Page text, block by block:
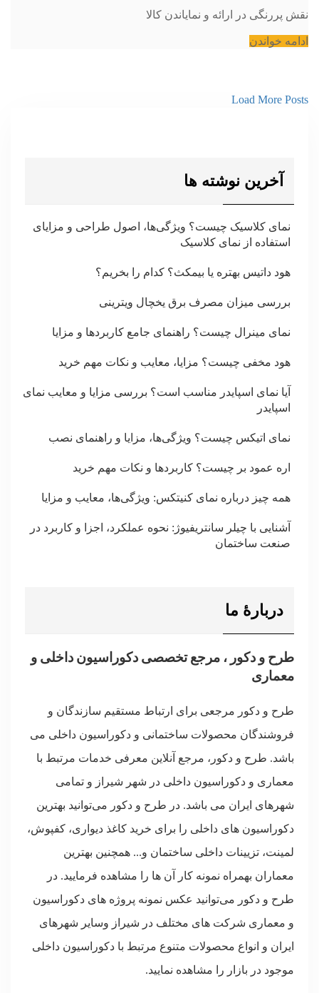
نقش پررنگی در ارائه و نمایاندن کالا
ادامه خواندن
Load More Posts
آخرین نوشته ها
نمای کلاسیک چیست؟ ویژگی‌ها، اصول طراحی و مزایای
استفاده از نمای کلاسیک
هود داتیس بهتره یا بیمکث؟ کدام را بخریم؟
بررسی میزان مصرف برق یخچال ویترینی
نمای مینرال چیست؟ راهنمای جامع کاربردها و مزایا
هود مخفی چیست؟ مزایا، معایب و نکات مهم خرید
آیا نمای اسپایدر مناسب است؟ بررسی مزایا و معایب نمای
اسپایدر
نمای اتیکس چیست؟ ویژگی‌ها، مزایا و راهنمای نصب
اره عمود بر چیست؟ کاربردها و نکات مهم خرید
همه چیز درباره نمای کنیتکس: ویژگی‌ها، معایب و مزایا
آشنایی با چیلر سانتریفیوژ: نحوه عملکرد، اجزا و کاربرد در
صنعت ساختمان
دربارۀ ما
طرح و دکور ، مرجع تخصصی دکوراسیون داخلی و
معماری
طرح و دکور مرجعی برای ارتباط مستقیم سازندگان و
فروشندگان محصولات ساختمانی و دکوراسیون داخلی می
باشد. طرح و دکور، مرجع آنلاین معرفی خدمات مرتبط با
معماری و دکوراسیون داخلی در شهر شیراز و تمامی
شهرهای ایران می باشد. در طرح و دکور می‌توانید بهترین
دکوراسیون های داخلی را برای خرید کاغذ دیواری، کفپوش،
لمینت، تزیینات داخلی ساختمان و... همچنین بهترین
معماران بهمراه نمونه کار آن ها را مشاهده فرمایید. در
طرح و دکور می‌توانید عکس نمونه پروژه های دکوراسیون
و معماری شرکت های مختلف در شیراز وسایر شهرهای
ایران و انواع محصولات متنوع مرتبط با دکوراسیون داخلی
موجود در بازار را مشاهده نمایید.